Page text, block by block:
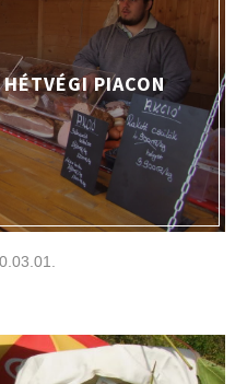
PIACON